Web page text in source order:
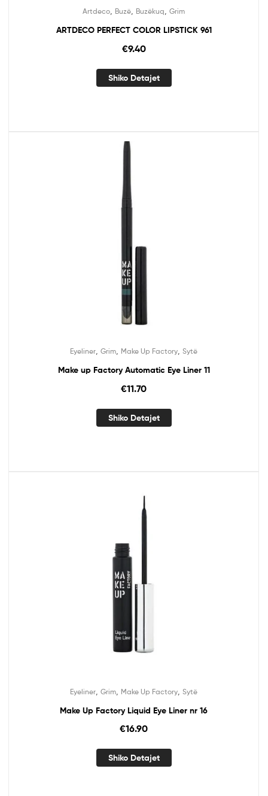
Artdeco Buzë Buzëkuq Grim
ARTDECO PERFECT COLOR LIPSTICK 961
€9.40
Shiko Detajet
Eyeliner, Grim, Make Up Factory, Sytë
Make up Factory Automatic Eye Liner 11
€11.70
Shiko Detajet
Eyeliner Grim Make Up Factory Sytë
Make Up Factory Liquid Eye Liner nr 16
€16.90
Shiko Detajet